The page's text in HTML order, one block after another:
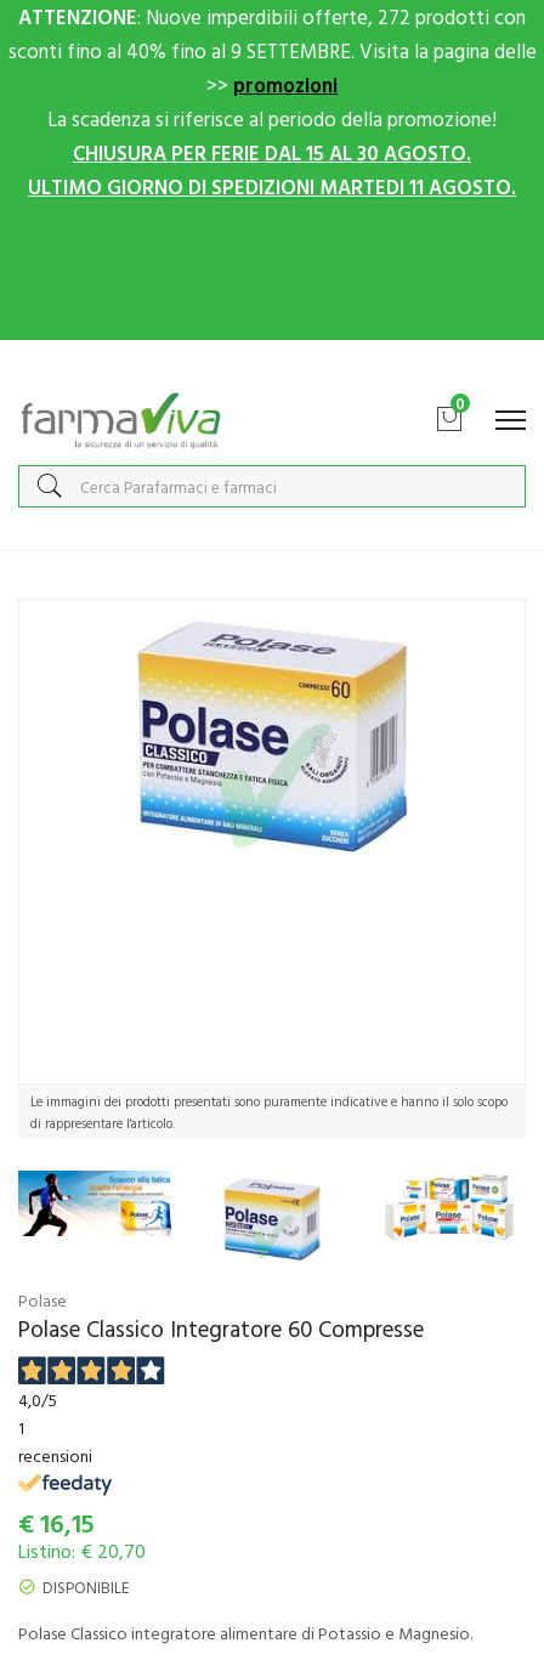
ATTENZIONE: Nuove imperdibili offerte, 272 prodotti con
sconti fino al 40% fino al 9 SETTEMBRE. Visita la pagina delle
>> promozioni
La scadenza si riferisce al periodo della promozione!
CHIUSURA PER FERIE DAL 15 AL 30 AGOSTO.
ULTIMO GIORNO DI SPEDIZIONI MARTEDI 11 AGOSTO.
0
Le immagini dei prodotti presentati sono puramente indicative e hanno il solo scopo
di rappresentare l'articolo.
Polase
Polase Classico Integratore 60 Compresse
4,0/5
1
recensioni
€16,15
Listino: € 20,70
DISPONIBILE
Polase Classico integratore alimentare di Potassio e Magnesio.